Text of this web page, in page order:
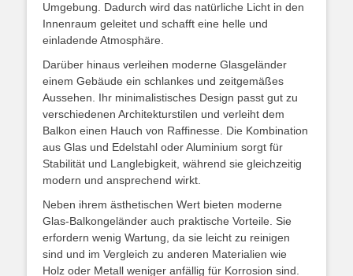
Umgebung. Dadurch wird das natürliche Licht in den
Innenraum geleitet und schafft eine helle und
einladende Atmosphäre.
Darüber hinaus verleihen moderne Glasgeländer
einem Gebäude ein schlankes und zeitgemäßes
Aussehen. Ihr minimalistisches Design passt gut zu
verschiedenen Architekturstilen und verleiht dem
Balkon einen Hauch von Raffinesse. Die Kombination
aus Glas und Edelstahl oder Aluminium sorgt für
Stabilität und Langlebigkeit, während sie gleichzeitig
modern und ansprechend wirkt.
Neben ihrem ästhetischen Wert bieten moderne
Glas-Balkongeländer auch praktische Vorteile. Sie
erfordern wenig Wartung, da sie leicht zu reinigen
sind und im Vergleich zu anderen Materialien wie
Holz oder Metall weniger anfällig für Korrosion sind.